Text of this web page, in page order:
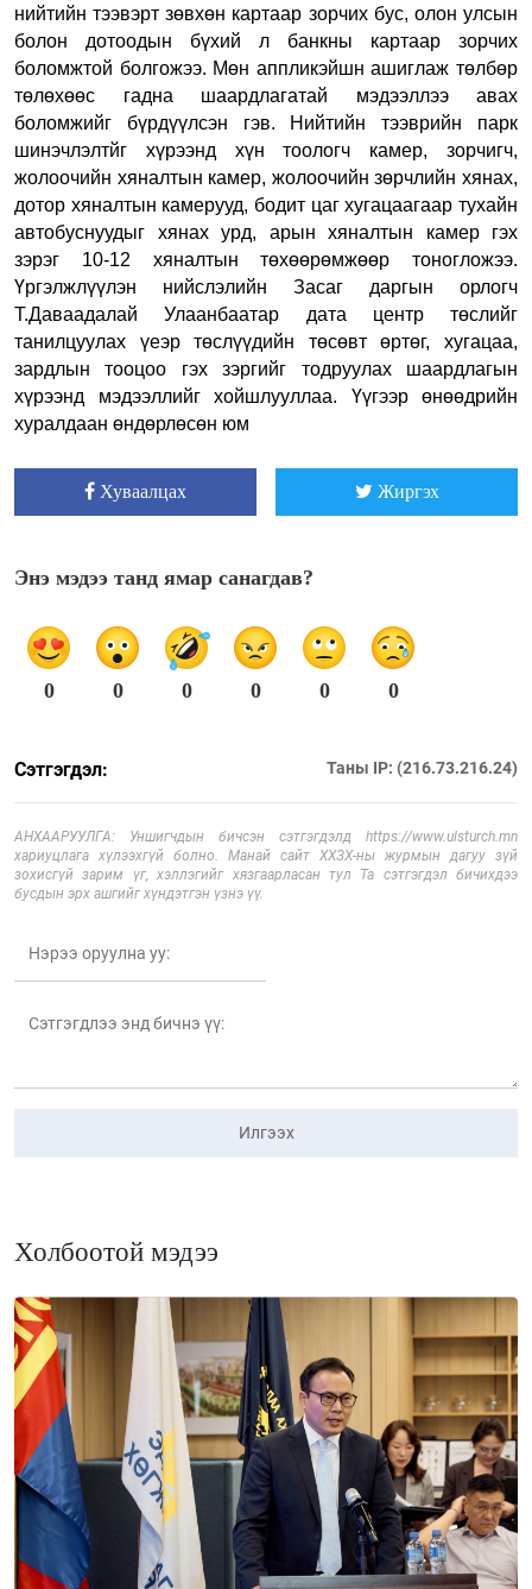
нийтийн тээвэрт зөвхөн картаар зорчих бус, олон улсын
болон дотоодын бүхий л банкны картаар зорчих
боломжтой болгожээ. Мөн аппликэйшн ашиглаж төлбөр
төлөхөөс гадна шаардлагатай мэдээллээ авах
боломжийг бүрдүүлсэн гэв. Нийтийн тээврийн парк
шинэчлэлтйг хүрээнд хүн тоологч камер, зорчигч,
жолоочийн хяналтын камер, жолоочийн зөрчлийн хянах,
дотор хяналтын камерууд, бодит цаг хугацаагаар тухайн
автобуснуудыг хянах урд, арын хяналтын камер гэх
зэрэг 10-12 хяналтын төхөөрөмжөөр тоногложээ.
Үргэлжлүүлэн нийслэлийн Засаг даргын орлогч
Т.Даваадалай
Улаанбаатар дата центр төслийг
танилцуулах үеэр төслүүдийн төсөвт өртөг, хугацаа,
зардлын тооцоо гэх зэргийг тодруулах шаардлагын
хүрээнд мэдээллийг хойшлууллаа. Үүгээр өнөөдрийн
хуралдаан өндөрлөсөн юм
Хуваалцах Жиргэх
Энэ мэдээ танд ямар санагдав?
0 0 0 0 0 0
Сэтгэгдэл: Таны IP: (216.73.216.24)
АНХААРУУЛГА: Уншигчдын бичсэн сэтгэгдэлд https://www.ulsturch.mn
хариуцлага хүлээхгүй болно. Манай сайт ХХЗХ-ны журмын дагуу зүй
зохисгүй зарим үг, хэллэгийг хязгаарласан тул Та сэтгэгдэл бичихдээ
бусдын эрх ашгийг хүндэтгэн үзнэ үү.
Илгээх
Холбоотой мэдээ